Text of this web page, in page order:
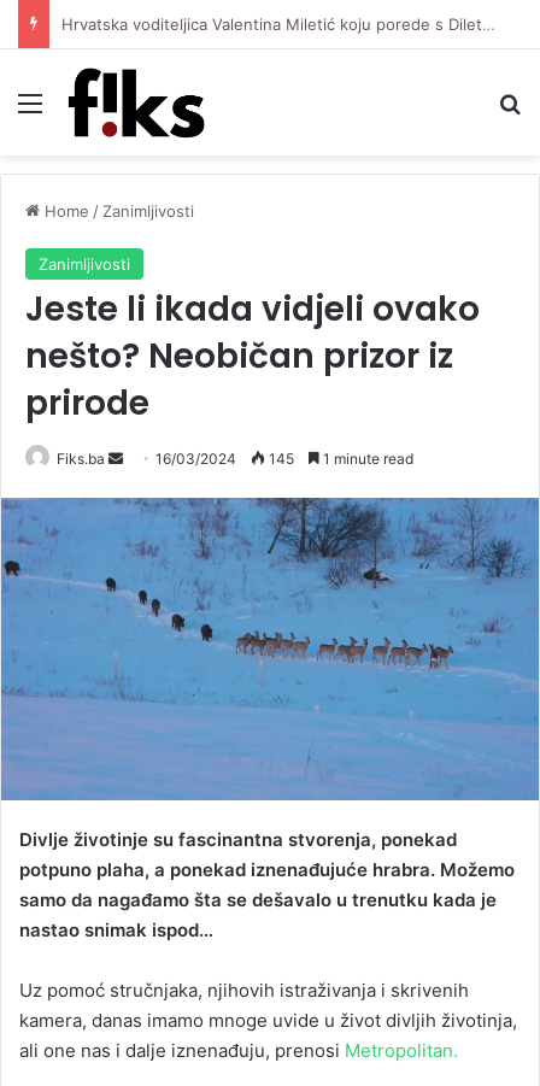
Hrvatska voditeljica Valentina Miletić koju porede s Dilettom Leotom oduševila pozirajući u bikiniju
Menu
Home / Zanimljivosti
Zanimljivosti
Jeste li ikada vidjeli ovako
nešto? Neobičan prizor iz
prirode
Fiks.ba
Send
email
16/03/2024 145 1 minute read
Divlje životinje su fascinantna stvorenja, ponekad
potpuno plaha, a ponekad iznenađujuće hrabra. Možemo
samo da nagađamo šta se dešavalo u trenutku kada je
nastao snimak ispod…
Uz pomoć stručnjaka, njihovih istraživanja i skrivenih
kamera, danas imamo mnoge uvide u život divljih životinja,
ali one nas i dalje iznenađuju, prenosi Metropolitan.